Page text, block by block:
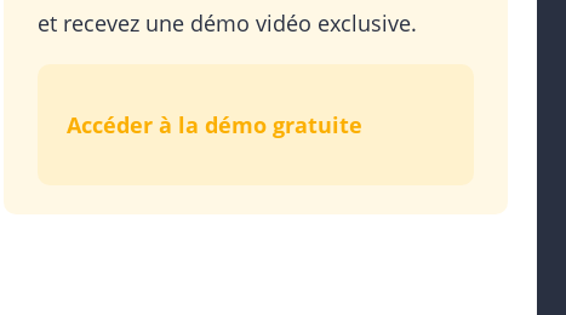
et recevez une démo vidéo exclusive.
Accéder à la démo gratuite